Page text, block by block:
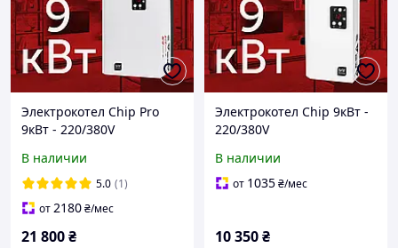
Электрокотел Chip Pro
9кВт - 220/380V
В наличии
5.0 (1)
от2180₴/мес
21 800₴
Электрокотел Chip 9кВт -
220/380V
В наличии
от 1035₴/мес
10 350₴